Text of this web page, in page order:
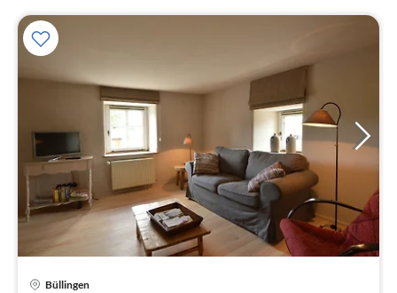
Büllingen